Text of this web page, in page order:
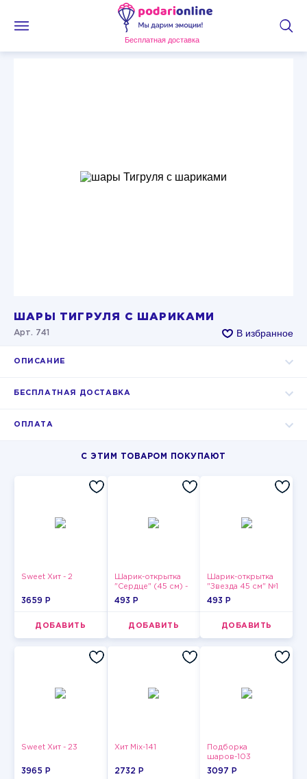
Бесплатная доставка
ШАРЫ ТИГРУЛЯ С ШАРИКАМИ
Арт. 741 В избранное
ОПИСАНИЕ
БЕСПЛАТНАЯ ДОСТАВКА
ОПЛАТА
С ЭТИМ ТОВАРОМ ПОКУПАЮТ
Sweet Хит - 2
3659 P
ДОБАВИТЬ
Шарик-открытка
"Сердце" (45 см) -
2
493 P
ДОБАВИТЬ
Шарик-открытка
"Звезда 45 см" №1
493 P
ДОБАВИТЬ
Sweet Хит - 23
3965 P
Хит Mix-141
2732 P
Подборка
шаров-103
3097 P